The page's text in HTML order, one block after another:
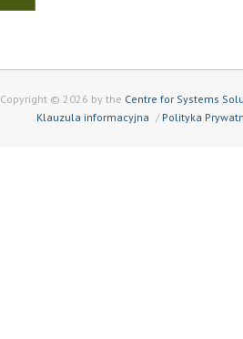
Copyright © 2026 by the Centre for Systems
Klauzula informacyjna
Polityka